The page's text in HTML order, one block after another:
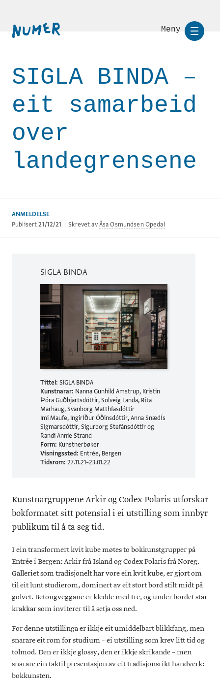
Meny
SIGLA BINDA –
eit samarbeid
over
landegrensene
ANMELDELSE
Publisert21/12/21 Skrevet avÅsa Osmundsen Opedal
SIGLA BINDA
Tittel: SIGLA BINDA
Kunstnarar: Nanna Gunhild Amstrup, Kristin
Þóra Guðbjartsdóttir, Solveig Landa, Rita
Marhaug, Svanborg Matthíasdóttir
Imi Maufe, Ingiríður Óðinsdóttir, Anna Snædís
Sigmarsdóttir, Sigurborg Stefánsdóttir og
Randi Annie Strand
Form: Kunstnerbøker
Visningssted: Entrée, Bergen
Tidsrom: 27.11.21–23.01.22
Kunstnargruppene Arkir og Codex Polaris utforskar
bokformatet sitt potensial i ei utstilling som innbyr
publikum til å ta seg tid.
I ein transformert kvit kube møtes to bokkunstgrupper på
Entrée i Bergen: Arkir frå Island og Codex Polaris frå Noreg.
Galleriet som tradisjonelt har vore ein kvit kube, er gjort om
til eit lunt studierom, dominert av eit stort bord stilt midt på
golvet. Betongveggane er kledde med tre, og under bordet står
krakkar som inviterer til å setja oss ned.
For denne utstillinga er ikkje eit umiddelbart blikkfang, men
snarare eit rom for studium – ei utstilling som krev litt tid og
tolmod. Den er ikkje glossy, den er ikkje skrikande – men
snarare ein taktil presentasjon av eit tradisjonsrikt handverk:
bokkunsten.